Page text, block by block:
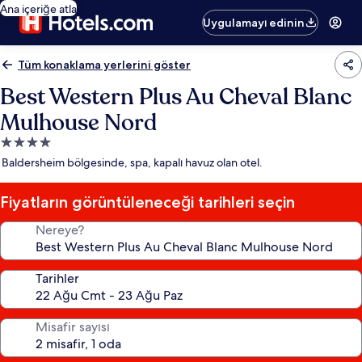
Ana içeriğe atla
Uygulamayı edinin
Tüm konaklama yerlerini göster
Best Western Plus Au Cheval Blanc
Mulhouse Nord
4.0
yıldızlı
yeri
Baldersheim bölgesinde, spa, kapalı havuz olan otel.
Fiyatların görüntüleneceği tarihleri seçin
Nereye?
Tarihler
Misafir sayısı